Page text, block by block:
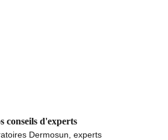
conseils d'experts
Dermosun, experts